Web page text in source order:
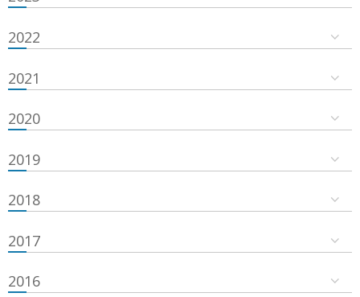
2022
2021
2020
2019
2018
2017
2016